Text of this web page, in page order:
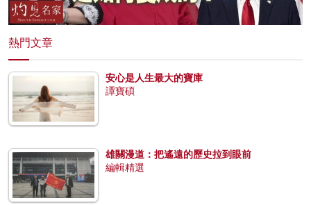
熱門文章
安心是人生最大的寶庫
譚寶碩
雄關漫道：把遙遠的歷史拉到眼前
編輯精選